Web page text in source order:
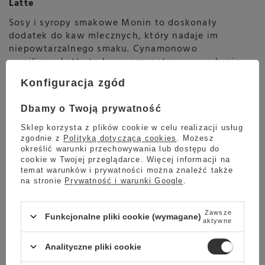
Latte
Sosy i syropy smakowe Monin to doskonały
dodatek do kaw mlecznych, który nadaje im
niepowtarzalnego smaku. Cynamonowo
waniliowe Latte to kawa przygotowana na bazie
wysokiej jakości hiszpańskiej kawy ziarnistej z
dodatkiem aksamitnie spienionego mleka oraz
syropów Monin o smaku cynamonowym i
waniliowym. Z naszym przepisem przygotujesz ją
w swoim domu w zaledwie kilka minut.
Czytaj więcej
Konfiguracja zgód
Dbamy o Twoją prywatność
Sklep korzysta z plików cookie w celu realizacji usług
zgodnie z Polityką dotyczącą cookies
. Możesz
określić warunki przechowywania lub dostępu do
cookie w Twojej przeglądarce. Więcej informacji na
temat warunków i prywatności można znaleźć także
na stronie Prywatność i warunki Google
Funkcjonalne pliki cookie (wymagane) Zawsze
aktywne
Analityczne pliki cookie